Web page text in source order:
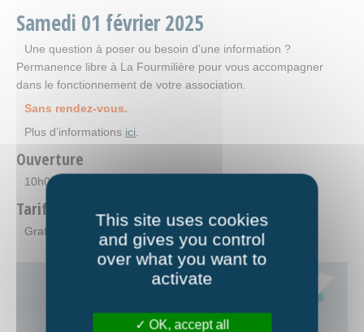
Samedi 01 février2025
Une question à poser ou besoin d’une information ?
Permanence libre à La Fourmilière pour vous accompagner
dans le fonctionnement de votre association.
Sans rendez-vous.
Plus d’informations ici
Ouverture
10h00-12h00
Tarifs
Gratuit - Sans adhésion.
This site uses cookies
and gives you control
over what you want to
activate
OK, accept all